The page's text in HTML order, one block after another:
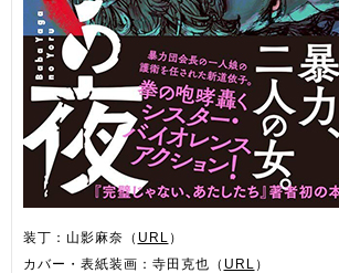
装丁：山影麻奈（ URL ）
カバー・表紙装画：寺田克也（ URL ）